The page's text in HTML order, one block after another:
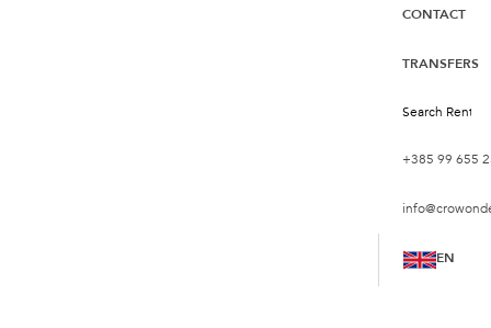
CONTACT
TRANSFERS
+385 99 655
EN